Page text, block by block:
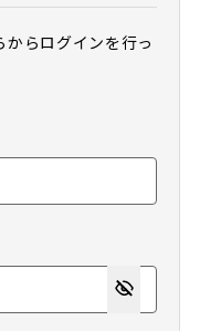
らログインを行っ